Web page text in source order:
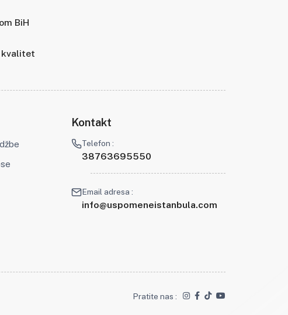
BiH
kvalitet
Kontakt
Telefon :
38763695550
Email adresa :
info@uspomeneistanbula.com
Pratite nas :